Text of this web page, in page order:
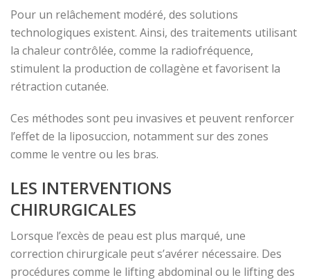
Pour un relâchement modéré, des solutions
technologiques existent. Ainsi, des traitements utilisant
la chaleur contrôlée, comme la radiofréquence,
stimulent la production de collagène et favorisent la
rétraction cutanée.
Ces méthodes sont peu invasives et peuvent renforcer
l’effet de la liposuccion, notamment sur des zones
comme le ventre ou les bras.
LES INTERVENTIONS
CHIRURGICALES
Lorsque l’excès de peau est plus marqué, une
correction chirurgicale peut s’avérer nécessaire. Des
procédures comme le lifting abdominal ou le lifting des